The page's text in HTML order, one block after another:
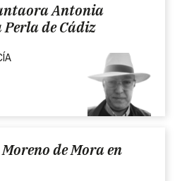
Antonia
de Cádiz
de Mora en